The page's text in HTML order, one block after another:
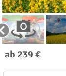
ab 239 €